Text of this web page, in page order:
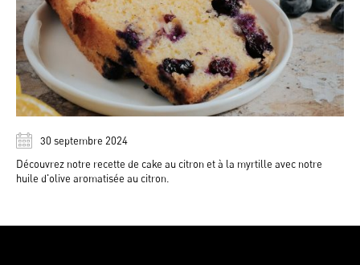
30 septembre 2024
Découvrez notre recette de cake au citron et à la myrtille avec notre
huile d'olive aromatisée au citron.